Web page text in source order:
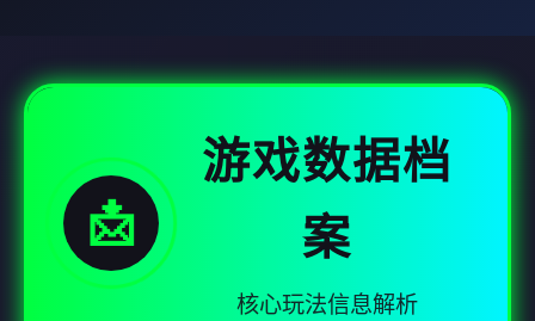
📩
游戏数据档
案
核心玩法信息解析